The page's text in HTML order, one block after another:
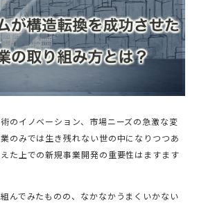
のイノベーション、市場ニーズの急激な変
のみでは生き残れない世の中になりつつあ
た上での新規事業開発の重要性はますます
んでみたものの、なかなかうまくいかない